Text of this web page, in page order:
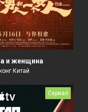
и женщина
Китай
Сериал